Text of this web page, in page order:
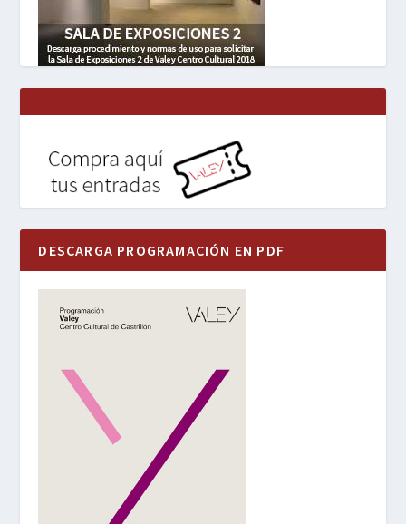
DESCARGA PROGRAMACIÓN EN PDF